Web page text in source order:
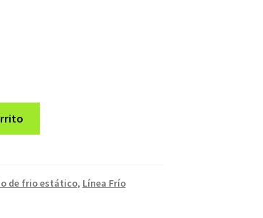
de frio estático, Línea Frío